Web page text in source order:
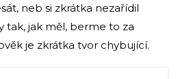
neb si zkrátka nezařídil
tak, jak měl, berme to za
je zkrátka tvor chybující.